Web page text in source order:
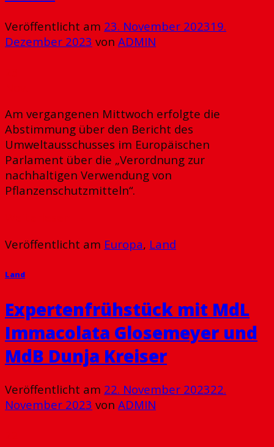
Veröffentlicht am 23. November 202319.
Dezember 2023 von ADMIN
Am vergangenen Mittwoch erfolgte die
Abstimmung über den Bericht des
Umweltausschusses im Europäischen
Parlament über die „Verordnung zur
nachhaltigen Verwendung von
Pflanzenschutzmitteln“.
Veröffentlicht am Europa, Land
Land
Expertenfrühstück mit MdL
Immacolata Glosemeyer und
MdB Dunja Kreiser
Veröffentlicht am 22. November 202322.
November 2023 von ADMIN